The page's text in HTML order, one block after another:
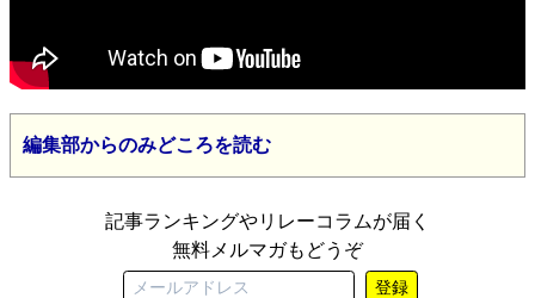
編集部からのみどころを読む
記事ランキングやリレーコラムが届く
無料メルマガもどうぞ
登録